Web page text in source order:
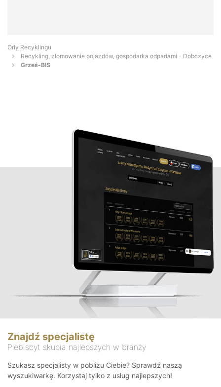
Orły Recyklingu
Recykling, złomowanie pojazdów, gospodarka odpadami - Dobczyce
Grześ-BIS
Znajdź specjalistę
Plebiscyt skupia najlepszych w branży
Szukasz specjalisty w pobliżu Ciebie? Sprawdź naszą
wyszukiwarkę. Korzystaj tylko z usług najlepszych!